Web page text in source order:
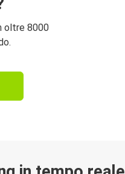
oltre 8000